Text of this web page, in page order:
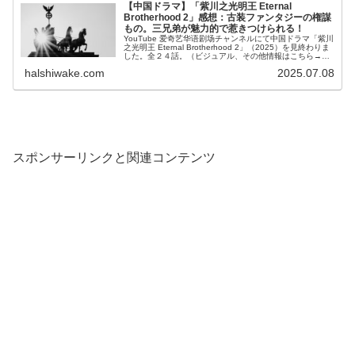
【中国ドラマ】「紫川之光明王 Eternal
Brotherhood 2」感想：古装ファンタジーの権謀
もの。三兄弟が魅力的で惹きつけられる！
YouTube 爱奇艺华语剧场チャンネルにて中国ドラマ「紫川
之光明王 Eternal Brotherhood 2」（2025）を見終わりま
した。全２４話。（ビジュアル、その他情報はこちら→百
halshiwake.com 2025.07.08
スポンサーリンクと関連コンテンツ